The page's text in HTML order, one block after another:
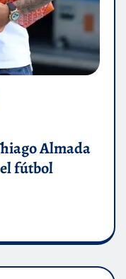
Almada
fútbol